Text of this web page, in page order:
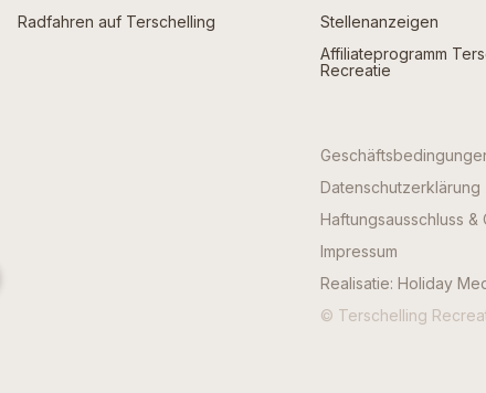
Radfahren auf Terschelling
Stellenanzeigen
Affiliateprogramm
Recreatie
Datenschutzerklärung
Haftungsausschluss &
Impressum
Realisatie: Holiday
© Terschelling